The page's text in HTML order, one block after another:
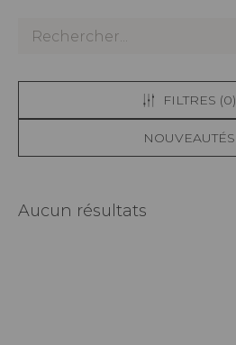
FILTRES (0)
NOUVEAUTÉS
Aucun résultats